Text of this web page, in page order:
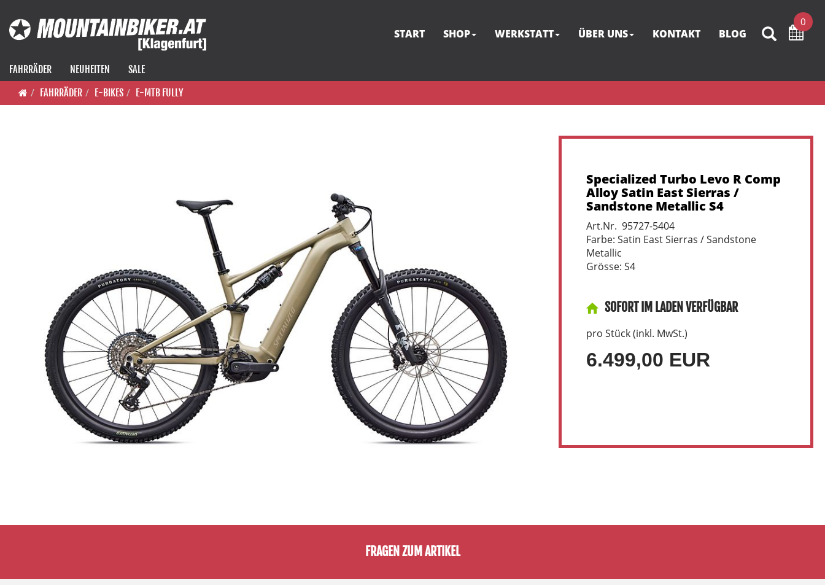
0
START SHOP WERKSTATT ÜBER UNS KONTAKT BLOG
FAHRRÄDER NEUHEITEN
SALE
FAHRRÄDER
E-BIKES E-MTB FULLY
Specialized Turbo Levo R Comp
Alloy Satin East Sierras /
Sandstone Metallic S4
Art.Nr. 95727-5404
Farbe: Satin East Sierras / Sandstone
Metallic
Grösse: S4
SOFORT IM LADEN VERFÜGBAR
pro Stück (inkl. MwSt.)
6.499,00 EUR
FRAGEN ZUM ARTIKEL